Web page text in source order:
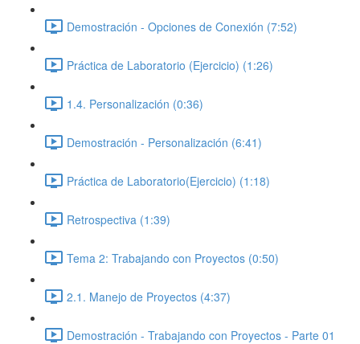
Demostración - Opciones de Conexión (7:52)
Práctica de Laboratorio (Ejercicio) (1:26)
1.4. Personalización (0:36)
Demostración - Personalización (6:41)
Práctica de Laboratorio(Ejercicio) (1:18)
Retrospectiva (1:39)
Tema 2: Trabajando con Proyectos (0:50)
2.1. Manejo de Proyectos (4:37)
Demostración - Trabajando con Proyectos - Parte 01